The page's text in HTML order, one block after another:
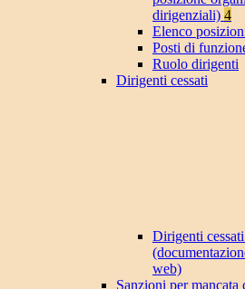
dirigenziali) 4
Elenco
Posti di
Ruolo dirigenti
Dirigenti cessati
Dirigenti
web)
Sanzioni per